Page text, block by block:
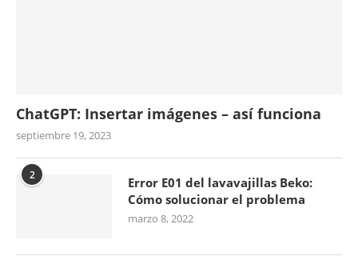
ChatGPT: Insertar imágenes – así funciona
septiembre 19, 2023
2
Error E01 del lavavajillas Beko:
Cómo solucionar el problema
marzo 8, 2022